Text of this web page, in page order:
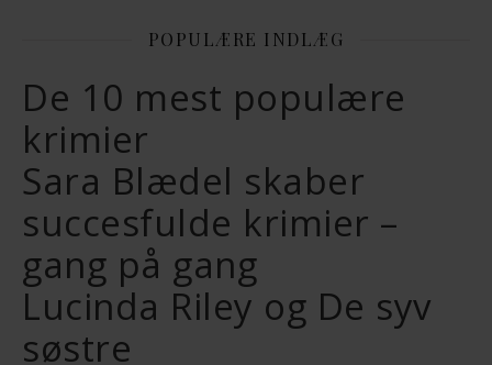
POPULÆRE INDLÆG
De 10 mest populære
krimier
Sara Blædel skaber
succesfulde krimier –
gang på gang
Lucinda Riley og De syv
søstre